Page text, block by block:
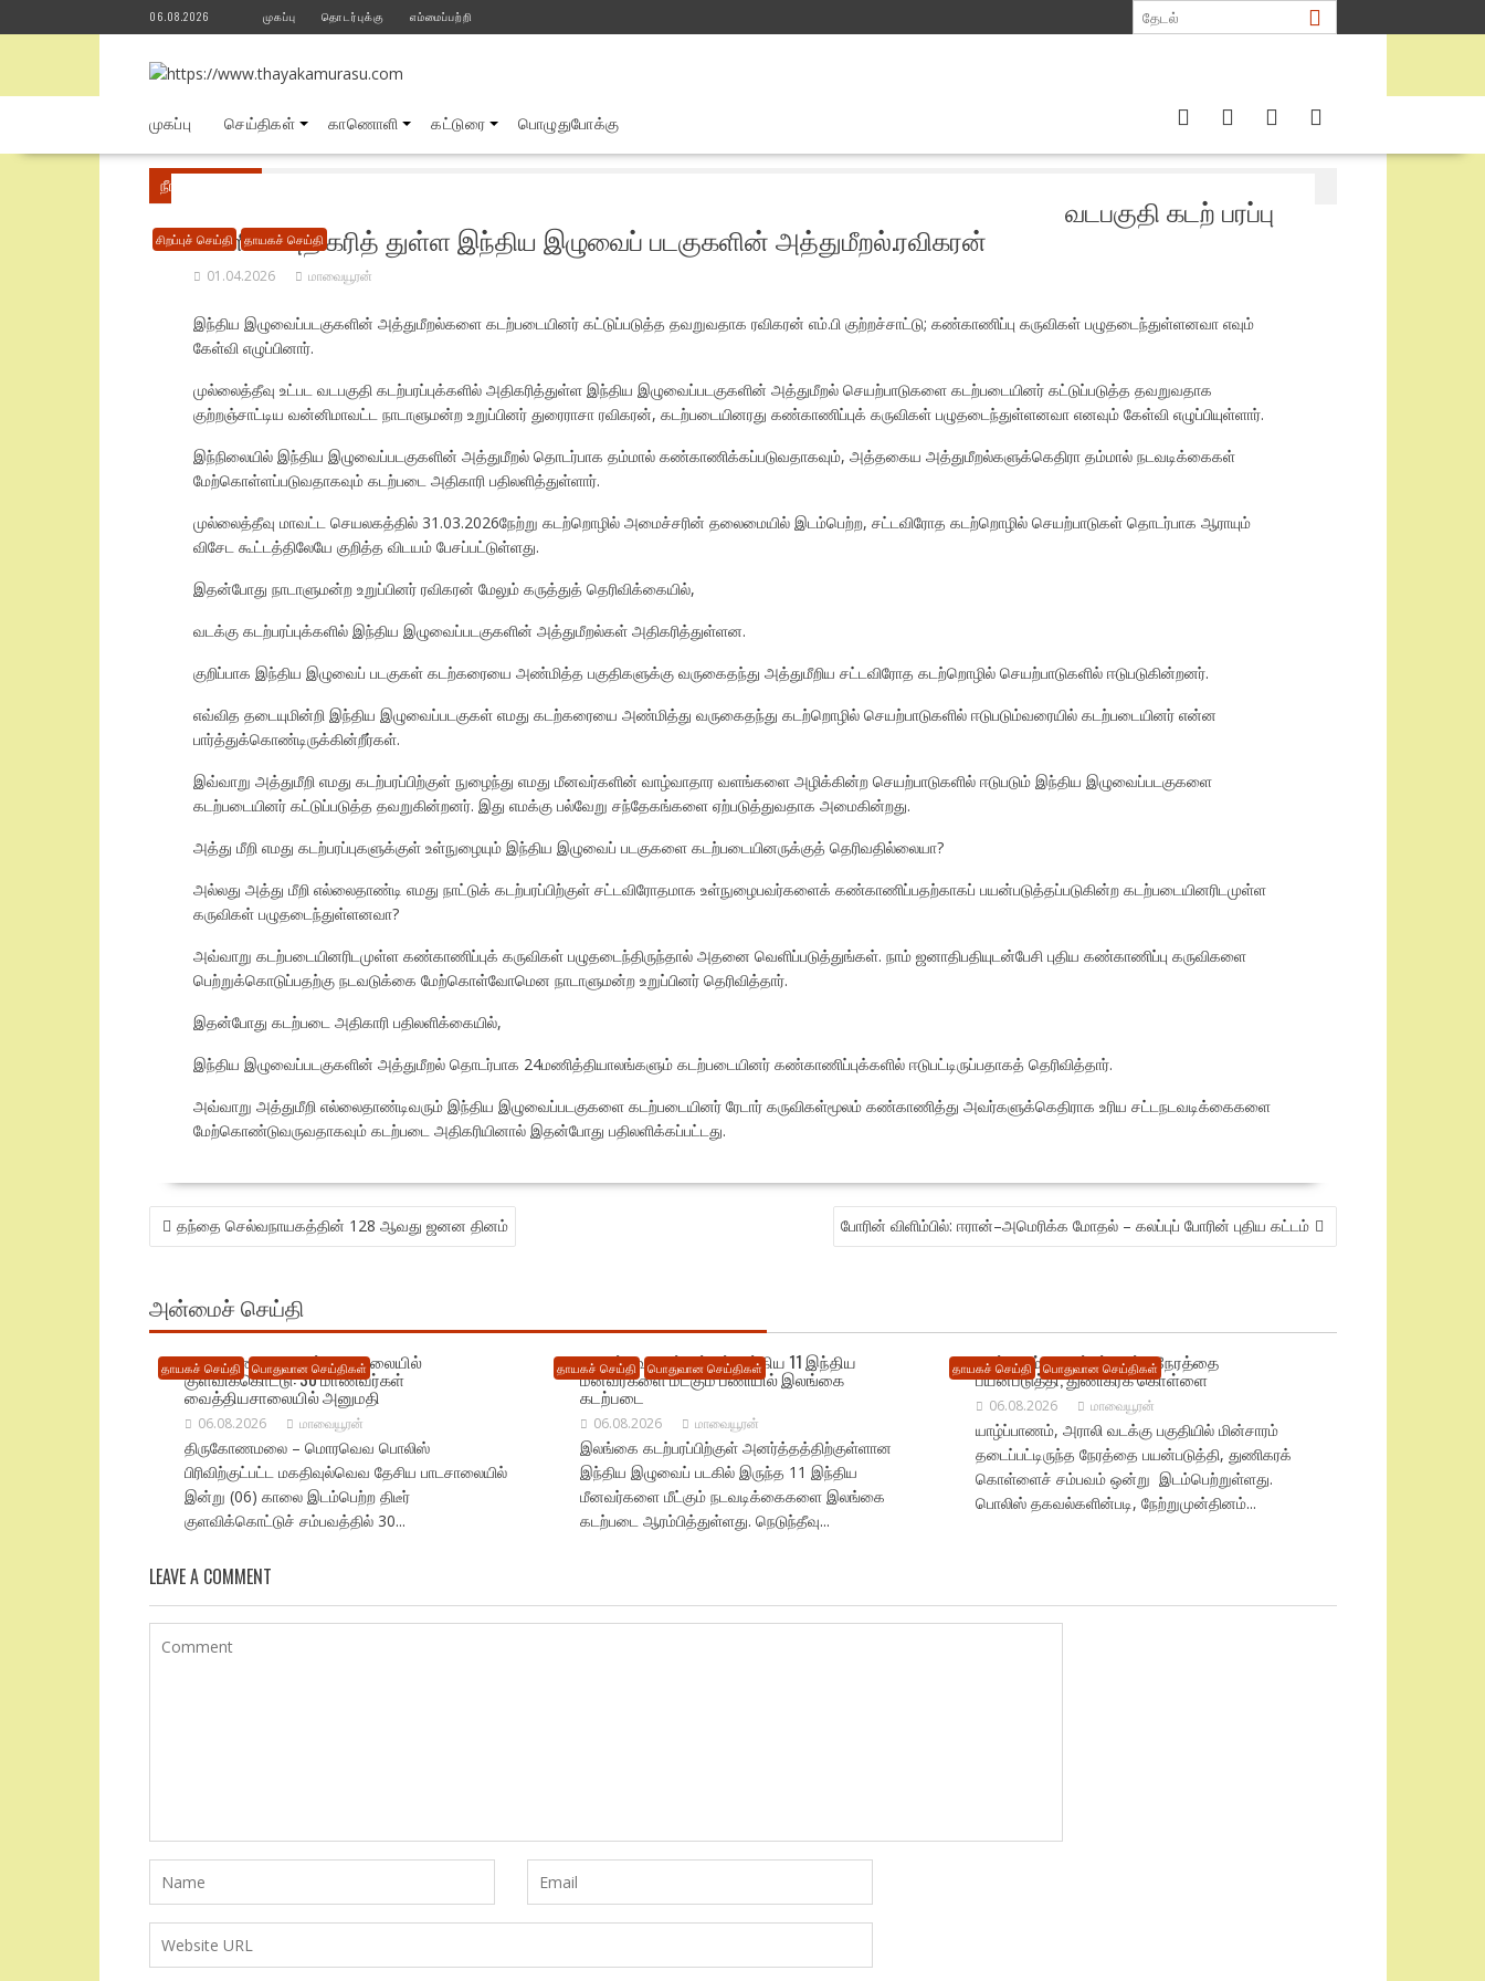
to
06.08.2026 முகப்பு தொடர்புக்கு எம்மைப்பற்றி
முகப்பு செய்திகள் காணொளி கட்டுரை பொழுதுபோக்கு
நீங்கள் இங்கே
சிறப்புச் செய்தி தாயகச் செய்தி
வடபகுதி கடற் பரப்பு
க்களில் அதிகரித் துள்ள இந்திய இழுவைப் படகுகளின் அத்துமீறல்.ரவிகரன்
01.04.2026 மாவையூரன்
இந்திய இழுவைப்படகுகளின் அத்துமீறல்களை கடற்படையினர் கட்டுப்படுத்த தவறுவதாக ரவிகரன் எம்.பி குற்றச்சாட்டு; கண்காணிப்பு கருவிகள் பழுதடைந்துள்ளனவா எவும்
கேள்வி எழுப்பினார்.
முல்லைத்தீவு உட்பட வடபகுதி கடற்பரப்புக்களில் அதிகரித்துள்ள இந்திய இழுவைப்படகுகளின் அத்துமீறல் செயற்பாடுகளை கடற்படையினர் கட்டுப்படுத்த தவறுவதாக
குற்றஞ்சாட்டிய வன்னிமாவட்ட நாடாளுமன்ற உறுப்பினர் துரைராசா ரவிகரன், கடற்படையினரது கண்காணிப்புக் கருவிகள் பழுதடைந்துள்ளனவா எனவும் கேள்வி எழுப்பியுள்ளார்.
இந்நிலையில் இந்திய இழுவைப்படகுகளின் அத்துமீறல் தொடர்பாக தம்மால் கண்காணிக்கப்படுவதாகவும், அத்தகைய அத்துமீறல்களுக்கெதிரா தம்மால் நடவடிக்கைகள்
மேற்கொள்ளப்படுவதாகவும் கடற்படை அதிகாரி பதிலளித்துள்ளார்.
முல்லைத்தீவு மாவட்ட செயலகத்தில் 31.03.2026நேற்று கடற்றொழில் அமைச்சரின் தலைமையில் இடம்பெற்ற, சட்டவிரோத கடற்றொழில் செயற்பாடுகள் தொடர்பாக ஆராயும்
விசேட கூட்டத்திலேயே குறித்த விடயம் பேசப்பட்டுள்ளது.
இதன்போது நாடாளுமன்ற உறுப்பினர் ரவிகரன் மேலும் கருத்துத் தெரிவிக்கையில்,
வடக்கு கடற்பரப்புக்களில் இந்திய இழுவைப்படகுகளின் அத்துமீறல்கள் அதிகரித்துள்ளன.
குறிப்பாக இந்திய இழுவைப் படகுகள் கடற்கரையை அண்மித்த பகுதிகளுக்கு வருகைதந்து அத்துமீறிய சட்டவிரோத கடற்றொழில் செயற்பாடுகளில் ஈடுபடுகின்றனர்.
எவ்வித தடையுமின்றி இந்திய இழுவைப்படகுகள் எமது கடற்கரையை அண்மித்து வருகைதந்து கடற்றொழில் செயற்பாடுகளில் ஈடுபடும்வரையில் கடற்படையினர் என்ன
பார்த்துக்கொண்டிருக்கின்றீர்கள்.
இவ்வாறு அத்துமீறி எமது கடற்பரப்பிற்குள் நுழைந்து எமது மீனவர்களின் வாழ்வாதார வளங்களை அழிக்கின்ற செயற்பாடுகளில் ஈடுபடும் இந்திய இழுவைப்படகுகளை
கடற்படையினர் கட்டுப்படுத்த தவறுகின்றனர். இது எமக்கு பல்வேறு சந்தேகங்களை ஏற்படுத்துவதாக அமைகின்றது.
அத்து மீறி எமது கடற்பரப்புகளுக்குள் உள்நுழையும் இந்திய இழுவைப் படகுகளை கடற்படையினருக்குத் தெரிவதில்லையா?
அல்லது அத்து மீறி எல்லைதாண்டி எமது நாட்டுக் கடற்பரப்பிற்குள் சட்டவிரோதமாக உள்நுழைபவர்களைக் கண்காணிப்பதற்காகப் பயன்படுத்தப்படுகின்ற கடற்படையினரிடமுள்ள
கருவிகள் பழுதடைந்துள்ளனவா?
அவ்வாறு கடற்படையினரிடமுள்ள கண்காணிப்புக் கருவிகள் பழுதடைந்திருந்தால் அதனை வெளிப்படுத்துங்கள். நாம் ஜனாதிபதியுடன்பேசி புதிய கண்காணிப்பு கருவிகளை
பெற்றுக்கொடுப்பதற்கு நடவடுக்கை மேற்கொள்வோமென நாடாளுமன்ற உறுப்பினர் தெரிவித்தார்.
இதன்போது கடற்படை அதிகாரி பதிலளிக்கையில்,
இந்திய இழுவைப்படகுகளின் அத்துமீறல் தொடர்பாக 24மணித்தியாலங்களும் கடற்படையினர் கண்காணிப்புக்களில் ஈடுபட்டிருப்பதாகத் தெரிவித்தார்.
அவ்வாறு அத்துமீறி எல்லைதாண்டிவரும் இந்திய இழுவைப்படகுகளை கடற்படையினர் ரேடார் கருவிகள்மூலம் கண்காணித்து அவர்களுக்கெதிராக உரிய சட்டநடவடிக்கைகளை
மேற்கொண்டுவருவதாகவும் கடற்படை அதிகரியினால் இதன்போது பதிலளிக்கப்பட்டது.
POST
NAVIGATION
தந்தை செல்வநாயகத்தின் 128 ஆவது ஜனன தினம் போரின் விளிம்பில்: ஈரான்–அமெரிக்க மோதல் – கலப்புப் போரின் புதிய கட்டம்
அன்மைச் செய்தி
தாயகச் செய்தி பொதுவான செய்திகள்
திருகோணமலையில் பாடசாலையில்
குளவிக்கொட்டு: 30 மாணவர்கள்
வைத்தியசாலையில் அனுமதி
06.08.2026 மாவையூரன்
திருகோணமலை – மொரவெவ பொலிஸ்
பிரிவிற்குட்பட்ட மகதிவுல்வெவ தேசிய பாடசாலையில்
இன்று (06) காலை இடம்பெற்ற திடீர்
குளவிக்கொட்டுச் சம்பவத்தில் 30...
தாயகச் செய்தி பொதுவான செய்திகள்
நெடுந்தீவு கடற்பரப்பில் சிக்கிய 11 இந்திய
மீனவர்களை மீட்கும் பணியில் இலங்கை
கடற்படை
06.08.2026 மாவையூரன்
இலங்கை கடற்பரப்பிற்குள் அனர்த்தத்திற்குள்ளான
இந்திய இழுவைப் படகில் இருந்த 11 இந்திய
மீனவர்களை மீட்கும் நடவடிக்கைகளை இலங்கை
கடற்படை ஆரம்பித்துள்ளது. நெடுந்தீவு...
தாயகச் செய்தி பொதுவான செய்திகள்
மின்சாரம் தடைப்பட்டிருந்த நேரத்தை
பயன்படுத்தி, துணிகரக் கொள்ளை
06.08.2026 மாவையூரன்
யாழ்ப்பாணம், அராலி வடக்கு பகுதியில் மின்சாரம்
தடைப்பட்டிருந்த நேரத்தை பயன்படுத்தி, துணிகரக்
கொள்ளைச் சம்பவம் ஒன்று இடம்பெற்றுள்ளது.
பொலிஸ் தகவல்களின்படி, நேற்றுமுன்தினம்...
LEAVE A COMMENT